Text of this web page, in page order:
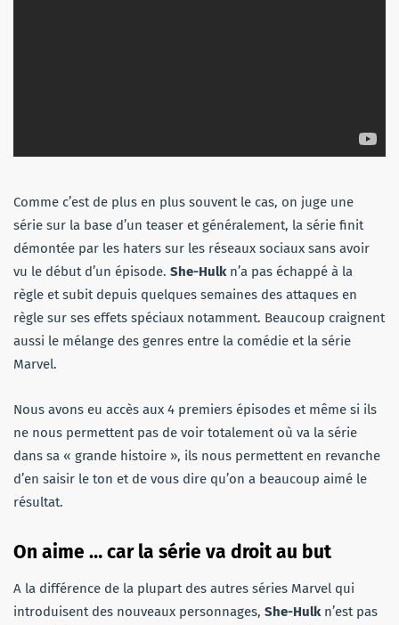
Comme c’est de plus en plus souvent le cas, on juge une
série sur la base d’un teaser et généralement, la série finit
démontée par les haters sur les réseaux sociaux sans avoir
vu le début d’un épisode. She-Hulkn’a pas échappé à la
règle et subit depuis quelques semaines des attaques en
règle sur ses effets spéciaux notamment. Beaucoup craignent
aussi le mélange des genres entre la comédie et la série
Marvel.
Nous avons eu accès aux 4 premiers épisodes et même si ils
ne nous permettent pas de voir totalement où va la série
dans sa « grande histoire », ils nous permettent en revanche
d’en saisir le ton et de vous dire qu’on a beaucoup aimé le
résultat.
On aime … car la série va droit au but
A la différence de la plupart des autres séries Marvel qui
introduisent des nouveaux personnages, She-Hulkn’est pas